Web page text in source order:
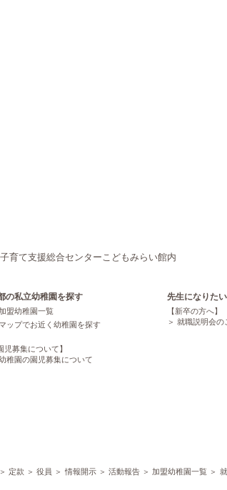
育て支援総合センターこどもみらい館内
の私立幼稚園を探す
盟幼稚園一覧
マップでお近く幼稚園を探す
児募集について】
稚園の園児募集について
先生になりた
【新卒の方へ】
就職説明会の
定款 役員 情報開示 活動報告 加盟幼稚園一覧